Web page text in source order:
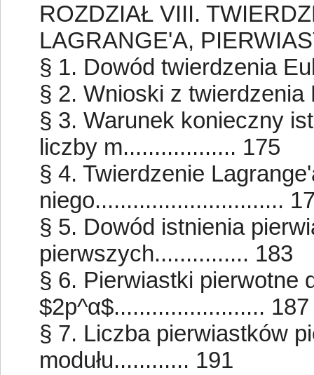
ROZDZIAŁ VIII.
LAGRANGE'A,
§ 1. Dowód twierdzenia
§ 2. Wnioski z twierdzenia
§ 3. Warunek konieczny
liczby m.................. 175
§ 4. Twierdzenie
niego..............................
§ 5. Dowód istnienia
pierwszych............... 183
§ 6. Pierwiastki pierwotne
$2p^α$........................ 187
§ 7. Liczba pierwiastków
modułu............ 191